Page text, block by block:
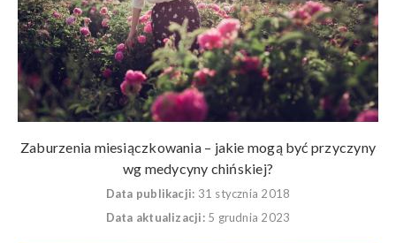
Zaburzenia miesiączkowania – jakie mogą być przyczyny
wg medycyny chińskiej?
Data publikacji: 31 stycznia 2018
Data aktualizacji: 5 grudnia 2023